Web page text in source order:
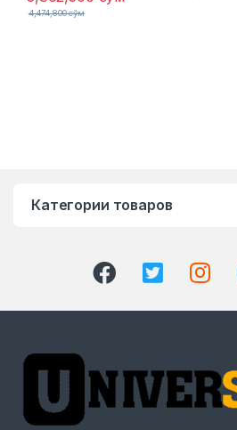
4,474,800сўм
Категории товаров